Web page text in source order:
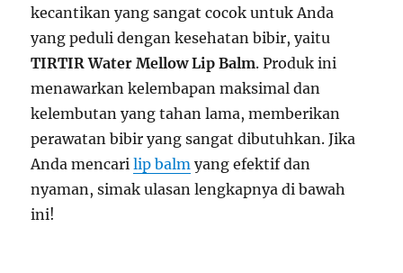
kecantikan yang sangat cocok untuk Anda
yang peduli dengan kesehatan bibir, yaitu
TIRTIR Water Mellow Lip Balm. Produk ini
menawarkan kelembapan maksimal dan
kelembutan yang tahan lama, memberikan
perawatan bibir yang sangat dibutuhkan. Jika
Anda mencarilip balm yang efektif dan
nyaman, simak ulasan lengkapnya di bawah
ini!